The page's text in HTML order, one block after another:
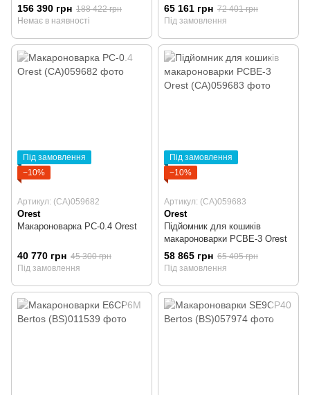
156 390 грн 188 422 грн
Немає в наявності
65 161 грн 72 401 грн
Під замовлення
Під замовлення
−10%
Артикул: (CA)059682
Orest
Макароноварка PC-0.4 Orest
40 770 грн 45 300 грн
Під замовлення
Під замовлення
−10%
Артикул: (CA)059683
Orest
Підйомник для кошиків
макароноварки PCBE-3 Orest
58 865 грн 65 405 грн
Під замовлення